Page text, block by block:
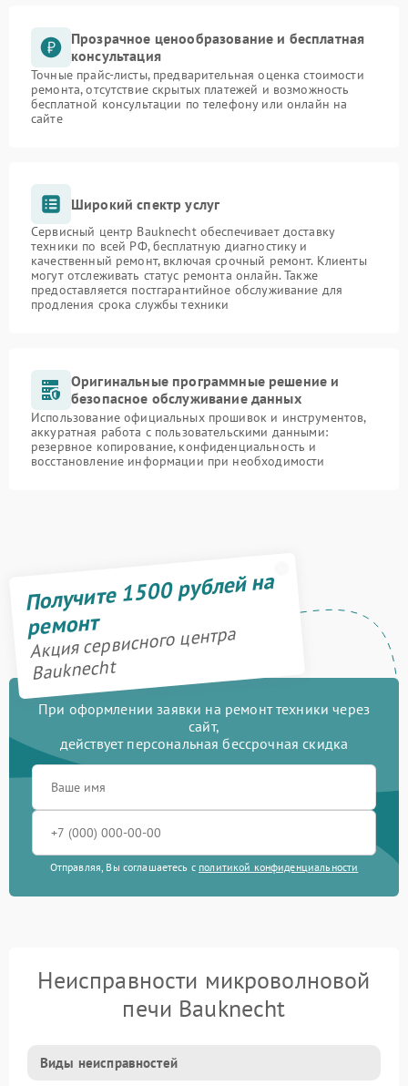
Прозрачное ценообразование и бесплатная
консультация
Точные прайс-листы, предварительная оценка стоимости
ремонта, отсутствие скрытых платежей и возможность
бесплатной консультации по телефону или онлайн на
сайте
Широкий спектр услуг
Сервисный центр Bauknecht обеспечивает доставку
техники по всей РФ, бесплатную диагностику и
качественный ремонт, включая срочный ремонт. Клиенты
могут отслеживать статус ремонта онлайн. Также
предоставляется постгарантийное обслуживание для
продления срока службы техники
Оригинальные программные решение и
безопасное обслуживание данных
Использование официальных прошивок и инструментов,
аккуратная работа с пользовательскими данными:
резервное копирование, конфиденциальность и
восстановление информации при необходимости
Получите 1500 рублей на
ремонт
Акция сервисного центра
Bauknecht
При оформлении заявки на ремонт техники через
сайт,
действует персональная бессрочная скидка
Отправляя, Вы соглашаетесь с политикой конфиденциальности
Неисправности микроволновой
печи Bauknecht
Виды неисправностей